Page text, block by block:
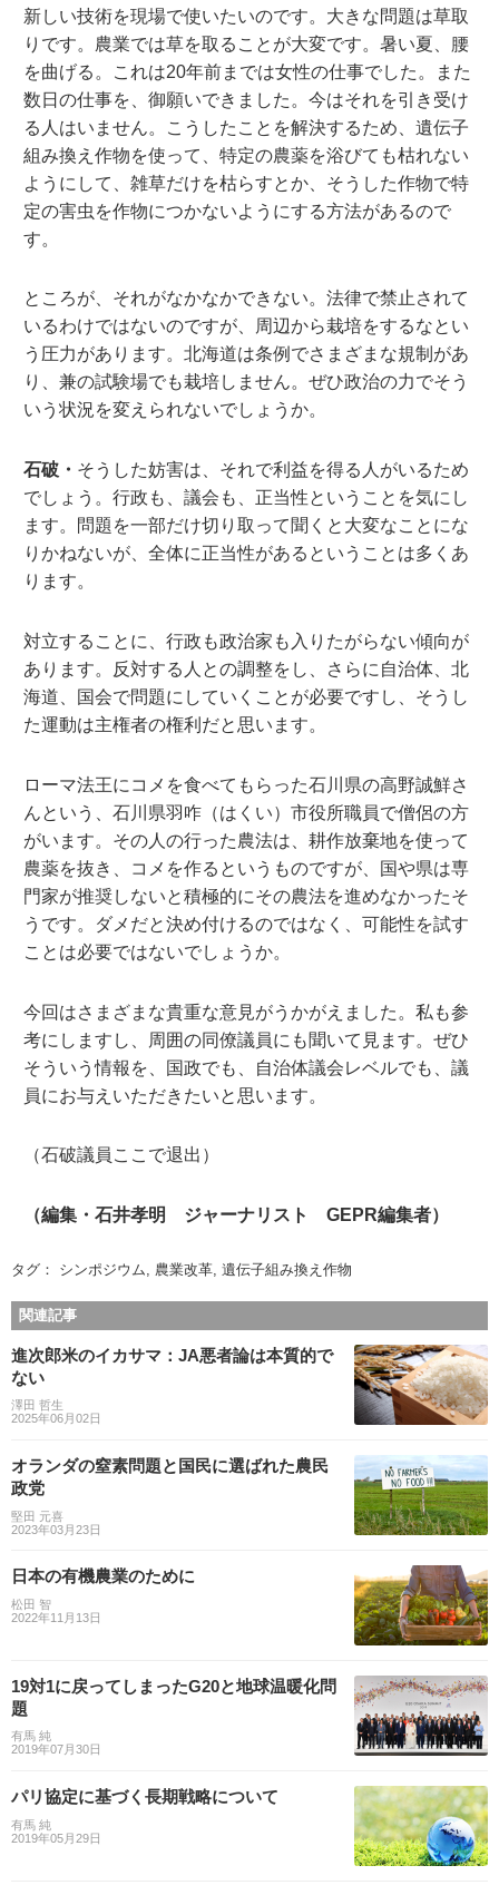
新しい技術を現場で使いたいのです。大きな問題は草取
りです。農業では草を取ることが大変です。暑い夏、腰
を曲げる。これは20年前までは女性の仕事でした。また
数日の仕事を、御願いできました。今はそれを引き受け
る人はいません。こうしたことを解決するため、遺伝子
組み換え作物を使って、特定の農薬を浴びても枯れない
ようにして、雑草だけを枯らすとか、そうした作物で特
定の害虫を作物につかないようにする方法があるので
す。
ところが、それがなかなかできない。法律で禁止されて
いるわけではないのですが、周辺から栽培をするなとい
う圧力があります。北海道は条例でさまざまな規制があ
り、兼の試験場でも栽培しません。ぜひ政治の力でそう
いう状況を変えられないでしょうか。
石破・ そうした妨害は、それで利益を得る人がいるため
でしょう。行政も、議会も、正当性ということを気にし
ます。問題を一部だけ切り取って聞くと大変なことにな
りかねないが、全体に正当性があるということは多くあ
ります。
対立することに、行政も政治家も入りたがらない傾向が
あります。反対する人との調整をし、さらに自治体、北
海道、国会で問題にしていくことが必要ですし、そうし
た運動は主権者の権利だと思います。
ローマ法王にコメを食べてもらった石川県の高野誠鮮さ
んという、石川県羽咋（はくい）市役所職員で僧侶の方
がいます。その人の行った農法は、耕作放棄地を使って
農薬を抜き、コメを作るというものですが、国や県は専
門家が推奨しないと積極的にその農法を進めなかったそ
うです。ダメだと決め付けるのではなく、可能性を試す
ことは必要ではないでしょうか。
今回はさまざまな貴重な意見がうかがえました。私も参
考にしますし、周囲の同僚議員にも聞いて見ます。ぜひ
そういう情報を、国政でも、自治体議会レベルでも、議
員にお与えいただきたいと思います。
（石破議員ここで退出）
（編集・石井孝明 ジャーナリスト GEPR編集者）
タグ： シンポジウム 農業改革 遺伝子組み換え作物
関連記事
進次郎米のイカサマ：JA悪者論は本質的で
ない
澤田 哲生
2025年06月02日
オランダの窒素問題と国民に選ばれた農民
政党
堅田 元喜
2023年03月23日
日本の有機農業のために
松田 智
2022年11月13日
19対1に戻ってしまったG20と地球温暖化問
題
有馬 純
2019年07月30日
パリ協定に基づく長期戦略について
有馬 純
2019年05月29日